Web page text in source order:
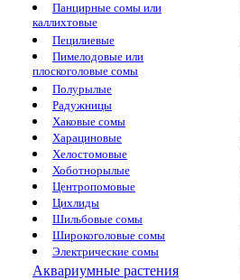
Панцирные сомы или
каллихтовые
Пецилиевые
Пимелодовые или
плоскоголовые сомы
Полурылые
Радужницы
Хаковые сомы
Харациновые
Хелостомовые
Хоботнорылые
Центропомовые
Цихлиды
Шильбовые сомы
Широкоголовые сомы
Электрические сомы
Аквариумные растения